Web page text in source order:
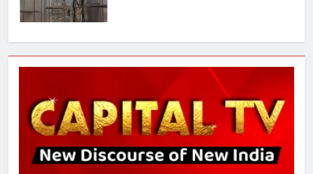
6
उत्तर प्रदेश में गांवों में बढ़ेंगी सुविधाएं: 67%
बढ़ा पंचायतों का बजट
7